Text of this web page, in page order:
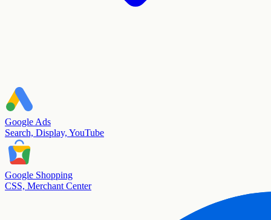
Google Ads
Search, Display, YouTube
Google Shopping
CSS, Merchant Center